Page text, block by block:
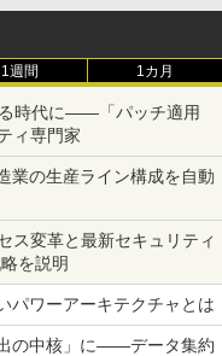
1週間 1カ月
時代に――「パッチ適用
ィ専門家
業の生産ライン構成を自動
ス変革と最新セキュリティ
を説明
パワーアーキテクチャとは
の中核」に――データ集約